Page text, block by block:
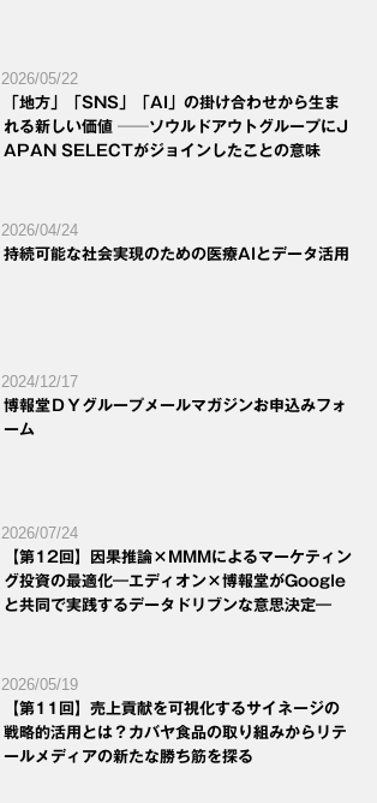
2026/05/22
「地方」「SNS」「AI」の掛け合わせから生ま
れる新しい価値 ──ソウルドアウトグループにJ
APAN SELECTがジョインしたことの意味
2026/04/24
持続可能な社会実現のための医療AIとデータ活用
2024/12/17
博報堂ＤＹグループメールマガジンお申込みフォ
ーム
2026/07/24
【第12回】因果推論×MMMによるマーケティン
グ投資の最適化―エディオン×博報堂がGoogle
と共同で実践するデータドリブンな意思決定―
2026/05/19
【第11回】売上貢献を可視化するサイネージの
戦略的活用とは？カバヤ食品の取り組みからリテ
ールメディアの新たな勝ち筋を探る